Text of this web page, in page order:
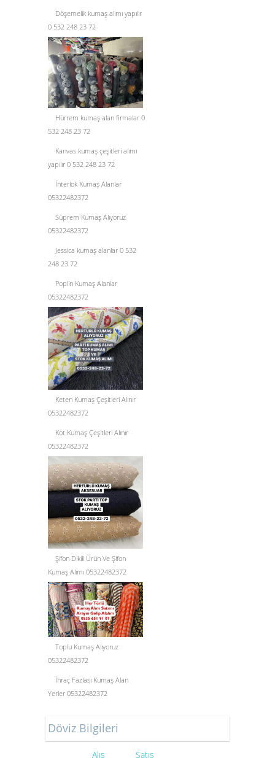
Döşemelik kumaş alımı yapılır
0 532 248 23 72
Hürrem kumaş alan firmalar 0
532 248 23 72
Kanvas kumaş çeşitleri alımı
yapılır 0 532 248 23 72
İnterlok Kumaş Alanlar
05322482372
Süprem Kumaş Alıyoruz
05322482372
Jessica kumaş alanlar 0 532
248 23 72
Poplin Kumaş Alanlar
05322482372
Keten Kumaş Çeşitleri Alınır
05322482372
Kot Kumaş Çeşitleri Alınır
05322482372
Şifon Dikili Ürün Ve Şifon
Kumaş Alımı 05322482372
Toplu Kumaş Alıyoruz
05322482372
İhraç Fazlası Kumaş Alan
Yerler 05322482372
Döviz Bilgileri
Alış Satış